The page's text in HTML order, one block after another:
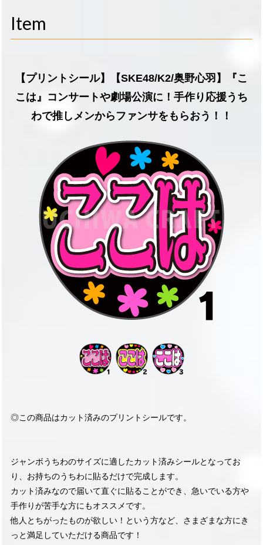
Item
【プリントシール】【SKE48/K2/奥野心羽】『こ
こは』コンサートや劇場公演に！手作り応援うち
わで推しメンからファンサをもらおう！！
◎この商品はカット済みのプリントシールです。
ジャンボうちわのサイズに適したカット済みシールとなってお
り、お持ちのうちわに貼るだけで完成します。
カット済みなので届いて直ぐに貼ることができ、急いでいる方や
手作りが苦手な方にもオススメです。
他人とちがったものが欲しい！という方など、さまざまな方にき
っと満足していただける商品です！